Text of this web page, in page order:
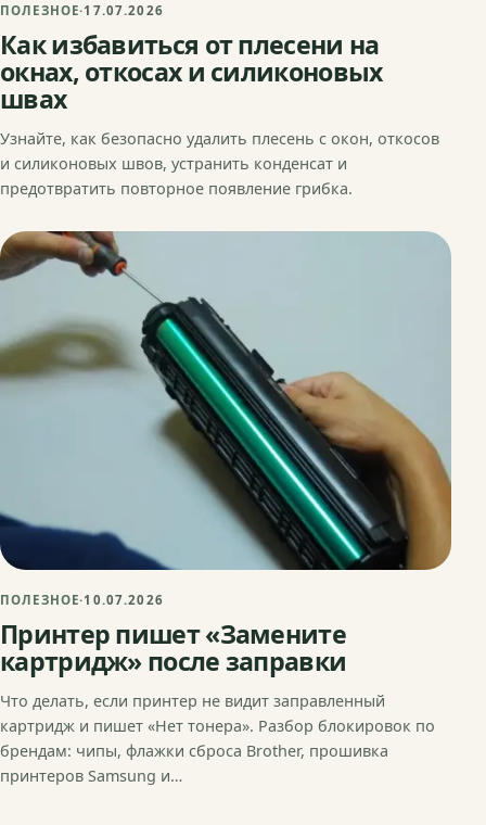
ПОЛЕЗНОЕ·17.07.2026
Как избавиться от плесени на
окнах, откосах и силиконовых
швах
Узнайте, как безопасно удалить плесень с окон, откосов
и силиконовых швов, устранить конденсат и
предотвратить повторное появление грибка.
ПОЛЕЗНОЕ·10.07.2026
Принтер пишет «Замените
картридж» после заправки
Что делать, если принтер не видит заправленный
картридж и пишет «Нет тонера». Разбор блокировок по
брендам: чипы, флажки сброса Brother, прошивка
принтеров Samsung и…